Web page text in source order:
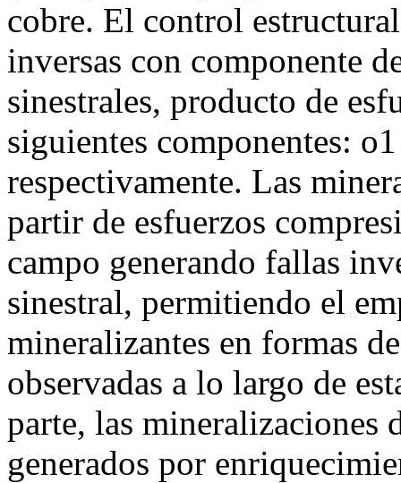
cobre. El control
inversas con componente
sinestrales, producto de
siguientes componentes:
respectivamente. Las
partir de esfuerzos
campo generando fallas
sinestral, permitiendo el
mineralizantes en formas
observadas a lo largo de
parte, las mineralizaciones
generados por